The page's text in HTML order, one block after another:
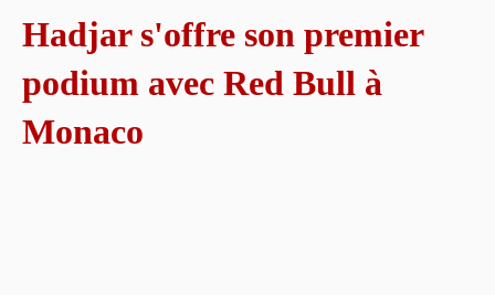
Hadjar s'offre son premier
podium avec Red Bull à
Monaco